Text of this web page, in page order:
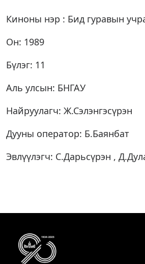
Киноны нэр : Бид гуравын
Он: 1989
Бүлэг: 11
Аль улсын: БНГАУ
Найруулагч: Ж.Сэлэнгэсүрэн
Дууны оператор: Б.Баянбат
Эвлүүлэгч: С.Дарьсүрэн ,